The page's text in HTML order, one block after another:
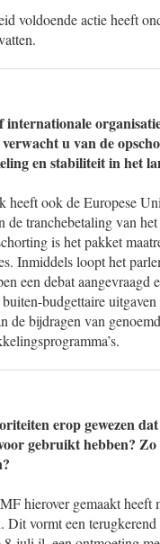
voldoende actie heeft
u van de
en stabiliteit in het
heeft ook de Europese
de tranchebetaling van
is het pakket
Inmiddels loopt het
een debat
budgettaire
de bijdragen van
erop gewezen
gebruikt hebben?
hierover gemaakt
Dit vormt een